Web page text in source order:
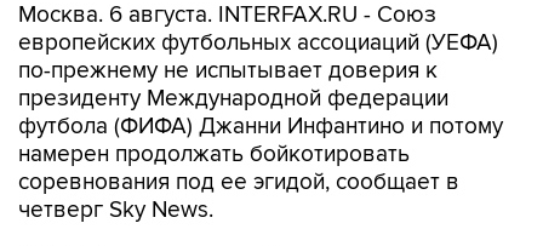
Москва. 6 августа. INTERFAX.RU - Союз
европейских футбольных ассоциаций (УЕФА)
по-прежнему не испытывает доверия к
президенту Международной федерации
футбола (ФИФА) Джанни Инфантино и потому
намерен продолжать бойкотировать
соревнования под ее эгидой, сообщает в
четверг Sky News.